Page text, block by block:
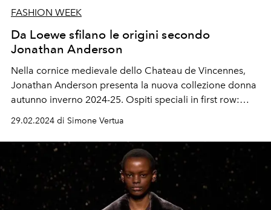
FASHION WEEK
Da Loewe sfilano le origini secondo
Jonathan Anderson
Nella cornice medievale dello Chateau de Vincennes,
Jonathan Anderson presenta la nuova collezione donna
autunno inverno 2024-25. Ospiti speciali in first row:
Shawn Mendes, Emily Ratajkowski, Ed McVey, Pharrell
29.02.2024 di Simone Vertua